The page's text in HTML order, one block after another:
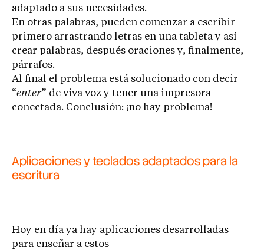
adaptado a sus necesidades.
En otras palabras, pueden comenzar a escribir
primero arrastrando letras en una tableta y así
crear palabras, después oraciones y, finalmente,
párrafos.
Al final el problema está solucionado con decir
“enter” de viva voz y tener una impresora
conectada. Conclusión: ¡no hay problema!
Aplicaciones y teclados adaptados para la
escritura
Hoy en día ya hay aplicaciones desarrolladas
para enseñar a estos